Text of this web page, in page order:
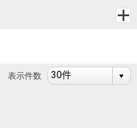
表示件数